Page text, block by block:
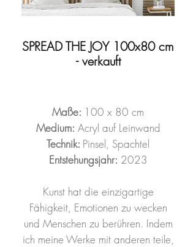
SPREAD THE JOY 100x80 cm
- verkauft
Maße: 100 x 80 cm
Medium: Acryl auf Leinwand
Technik: Pinsel, Spachtel
Entstehungsjahr: 2023
Kunst hat die einzigartige
Fähigkeit, Emotionen zu wecken
und Menschen zu berühren. Indem
ich meine Werke mit anderen teile,